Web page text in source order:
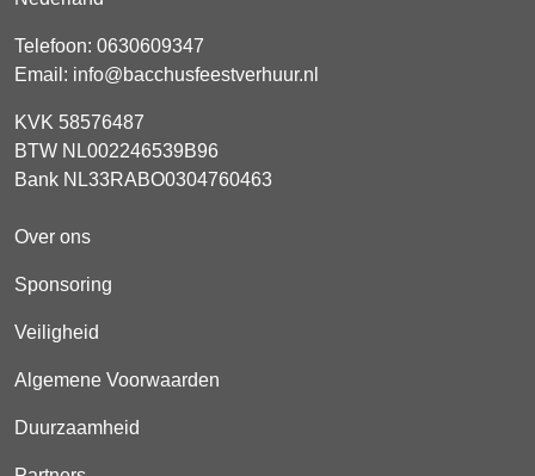
Telefoon: 0630609347
Email: info@bacchusfeestverhuur.nl
KVK 58576487
BTW NL002246539B96
Bank NL33RABO0304760463
Over ons
Sponsoring
Veiligheid
Algemene Voorwaarden
Duurzaamheid